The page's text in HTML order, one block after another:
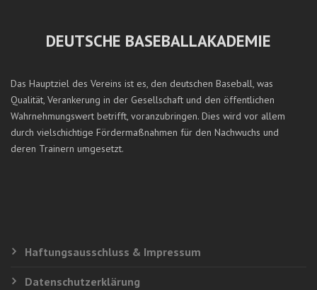
DEUTSCHE BASEBALLAKADEMIE
Das Hauptziel des Vereins ist es, den deutschen Baseball, was
Qualität, Verankerung in der Gesellschaft und den öffentlichen
Wahrnehmungswert betrifft, voranzubringen. Dies wird vor allem
durch vielschichtige Fördermaßnahmen für den Nachwuchs und
deren Trainern umgesetzt.
Haftungsausschluss & Impressum
Datenschutzerklärung